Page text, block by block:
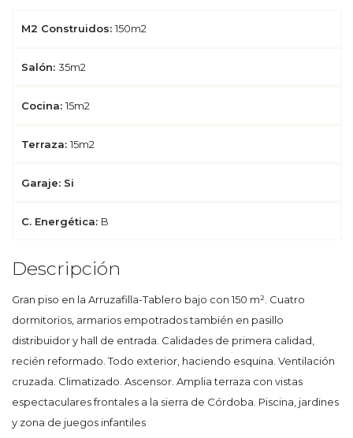
M2 Construidos: 150m2
Salón: 35m2
Cocina: 15m2
Terraza: 15m2
Garaje: Si
C. Energética: B
Descripción
Gran piso en la Arruzafilla-Tablero bajo con 150 m². Cuatro
dormitorios, armarios empotrados también en pasillo
distribuidor y hall de entrada. Calidades de primera calidad,
recién reformado. Todo exterior, haciendo esquina. Ventilación
cruzada. Climatizado. Ascensor. Amplia terraza con vistas
espectaculares frontales a la sierra de Córdoba. Piscina, jardines
y zona de juegos infantiles